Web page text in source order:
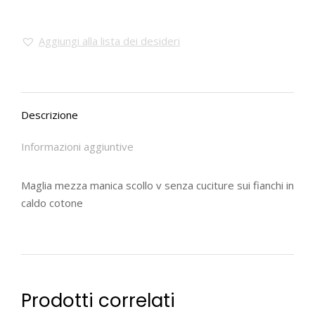
Aggiungi alla lista dei desideri
Descrizione
Informazioni aggiuntive
Maglia mezza manica scollo v senza cuciture sui fianchi in
caldo cotone
Prodotti correlati